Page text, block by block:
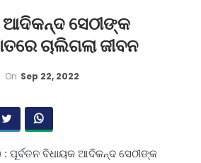
ଆଦିକନ୍ଦ ସେଠୀଙ୍କ
ଚାଲିଗଲା ଜୀବନ
On Sep 22, 2022
ପୂର୍ବତନ ବିଧାୟକ ଆଦିକନ୍ଦ ସେଠୀଙ୍କ